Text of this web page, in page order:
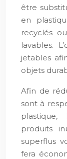
être
en
recyclés
lavables.
jetables
objets
Afin de
sont à
produits
superflus
fera